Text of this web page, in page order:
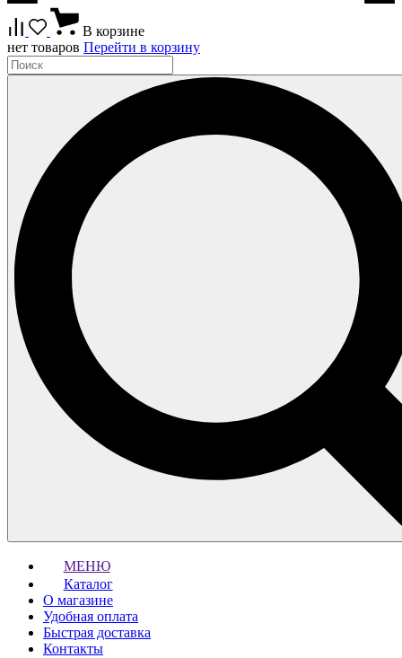
В корзине
нет товаров Перейти в корзину
МЕНЮ
Каталог
О магазине
Удобная оплата
Быстрая доставка
Контакты